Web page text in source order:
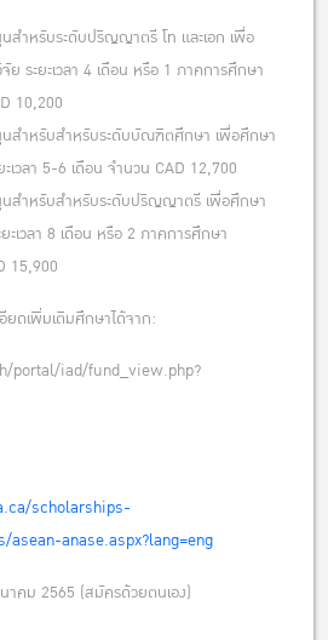
สำหรับระดับปริญญาตรี โท และเอก เพื่อ
ย ระยะเวลา 4 เดือน หรือ 1 ภาคการศึกษา
10,200
สำหรับสำหรับระดับบัณฑิตศึกษา เพื่อศึกษา
ะเวลา 5-6 เดือน จำนวน CAD 12,700
สำหรับสำหรับระดับปริญญาตรี เพื่อศึกษา
ะเวลา 8 เดือน หรือ 2 ภาคการศึกษา
15,900
ยดเพิ่มเติมศึกษาได้จาก:
portal/iad/fund_view.php?
scholarships-
anase.aspx?lang=eng
คม 2565 (สมัครด้วยตนเอง)